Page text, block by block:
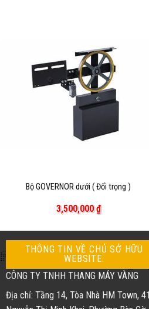
Bộ GOVERNOR dưới ( Đối trọng )
3,500,000₫
THÔNG TIN VỀ CHỦ SỞ HỮU
WEBSITE:
CÔNG TY TNHH THANG MÁY VÀNG
Địa chỉ: Tầng 14, Tòa Nhà HM Town,